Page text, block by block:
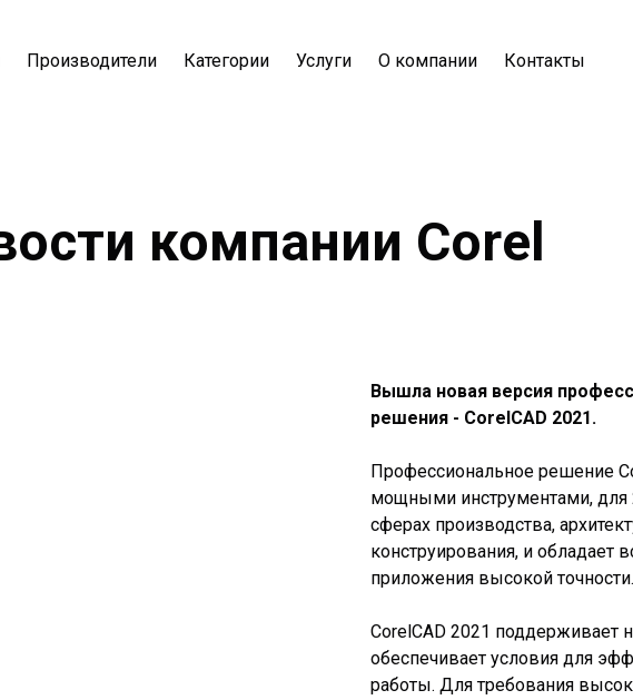
Производители Категории Услуги О компании Контакты
компании Corel
Вышла новая версия
решения - CorelCAD 2021.
Профессиональное решение
мощными инструментами, для
сферах производства,
конструирования, и обладает
приложения высокой точности.
CorelCAD 2021 поддерживает
обеспечивает условия для
работы. Для требования